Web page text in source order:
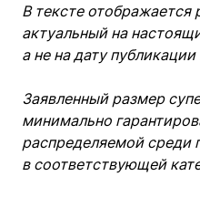
В тексте отображается
актуальный на
а не на дату
Заявленный размер
минимально
распределяемой среди
в соответствующей